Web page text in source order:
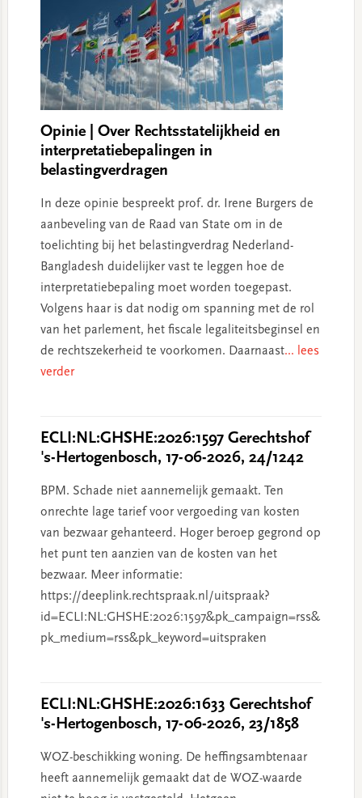
Opinie | Over Rechtsstatelijkheid en
interpretatiebepalingen in
belastingverdragen
In deze opinie bespreekt prof. dr. Irene Burgers de
aanbeveling van de Raad van State om in de
toelichting bij het belastingverdrag Nederland-
Bangladesh duidelijker vast te leggen hoe de
interpretatiebepaling moet worden toegepast.
Volgens haar is dat nodig om spanning met de rol
van het parlement, het fiscale legaliteitsbeginsel en
de rechtszekerheid te voorkomen. Daarnaast... lees
verder
ECLI:NL:GHSHE:2026:1597 Gerechtshof
's-Hertogenbosch, 17-06-2026, 24/1242
BPM. Schade niet aannemelijk gemaakt. Ten
onrechte lage tarief voor vergoeding van kosten
van bezwaar gehanteerd. Hoger beroep gegrond op
het punt ten aanzien van de kosten van het
bezwaar. Meer informatie:
https://deeplink.rechtspraak.nl/uitspraak?
id=ECLI:NL:GHSHE:2026:1597&pk_campaign=rss&
pk_medium=rss&pk_keyword=uitspraken
ECLI:NL:GHSHE:2026:1633 Gerechtshof
's-Hertogenbosch, 17-06-2026, 23/1858
WOZ-beschikking woning. De heffingsambtenaar
heeft aannemelijk gemaakt dat de WOZ-waarde